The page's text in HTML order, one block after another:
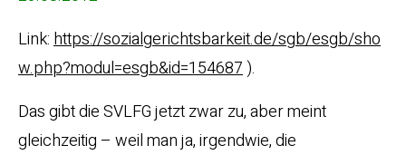
Link:https://sozialgerichtsbarkeit.de/sgb/esgb/sho
w.php?modul=esgb&id=154687).
Das gibt die SVLFG jetzt zwar zu, aber meint
gleichzeitig – weil man ja, irgendwie, die